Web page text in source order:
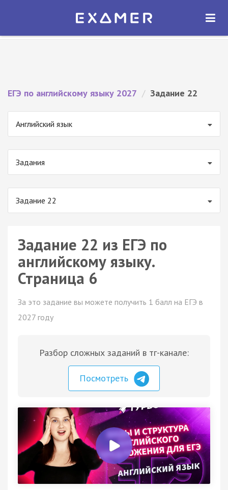
Экзамер — ЕГЭ 2027
ОТКРЫТЬ
ЕГЭ по английскому языку 2027 / Задание 22
Английский язык
Задания
Задание 22
Задание 22 из ЕГЭ по
английскому языку.
Страница 6
За это задание вы можете получить 1 балл на ЕГЭ в
2027 году
Разбор сложных заданий в тг-канале:
Посмотреть